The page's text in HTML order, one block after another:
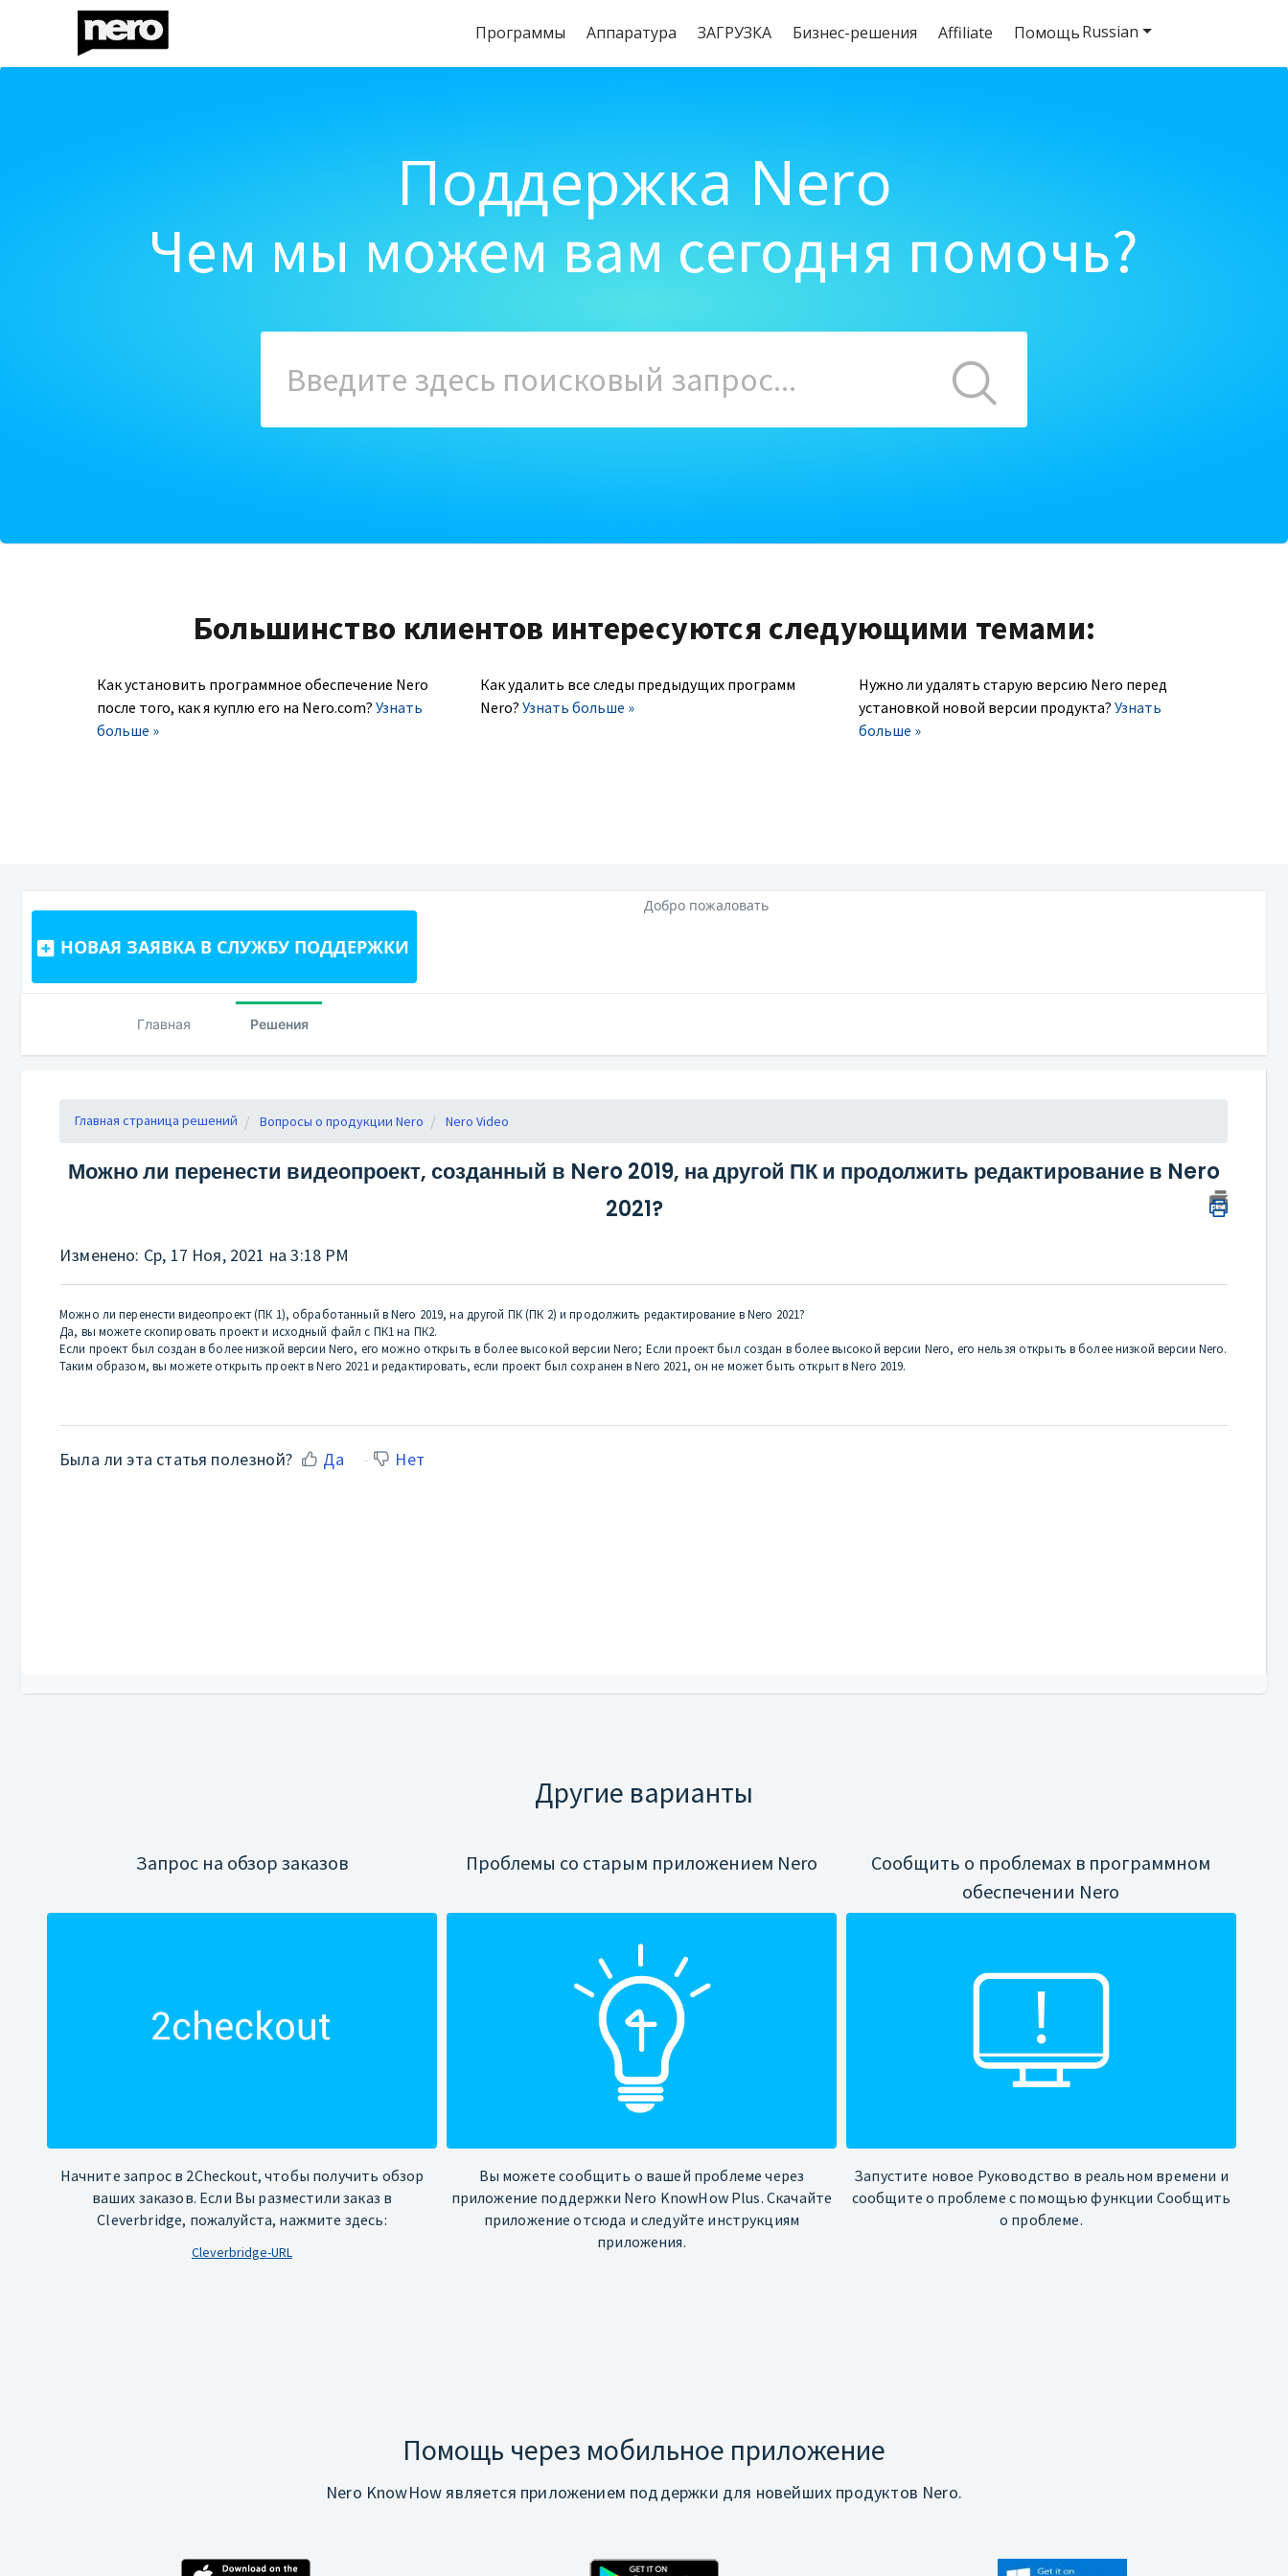
Программы Aппаратура ЗАГРУЗКА Бизнес-решения Affiliate Помощь
Поддержка Nero
Чем мы можем вам сегодня помочь?
Большинство клиентов интересуются следующими темами:
Как установить программное обеспечение Nero
после того, как я куплю его на Nero.com? Узнать
больше »
Как удалить все следы предыдущих программ
Nero? Узнать больше »
Нужно ли удалять старую версию Nero перед
установкой новой версии продукта? Узнать
больше »
НОВАЯ ЗАЯВКА В СЛУЖБУ ПОДДЕРЖКИ
Russian
Добро пожаловать
Главная Решения
Главная страница решений Вопросы о продукции Nero Nero Video
Можно ли перенести видеопроект, созданный в Nero 2019, на другой ПК и продолжить редактирование в Nero
2021?
Изменено: Ср, 17 Ноя, 2021 на 3:18 PM
Можно ли перенести видеопроект (ПК 1), обработанный в Nero 2019, на другой ПК (ПК 2) и продолжить редактирование в Nero 2021?
Да, вы можете скопировать проект и исходный файл с ПК1 на ПК2.
Если проект был создан в более низкой версии Nero, его можно открыть в более высокой версии Nero; Если проект был создан в более высокой версии Nero, его нельзя открыть в более низкой версии Nero.
Таким образом, вы можете открыть проект в Nero 2021 и редактировать, если проект был сохранен в Nero 2021, он не может быть открыт в Nero 2019.
Была ли эта статья полезной? Да Нет
Другие варианты
Запрос на обзор заказов
Начните запрос в 2Checkout, чтобы получить обзор
ваших заказов. Если Вы разместили заказ в
Cleverbridge, пожалуйста, нажмите здесь:
Cleverbridge-URL
Проблемы со старым приложением Nero
Вы можете сообщить о вашей проблеме через
приложение поддержки Nero KnowHow Plus. Скачайте
приложение отсюда и следуйте инструкциям
приложения.
Сообщить о проблемах в программном
обеспечении Nero
Запустите новое Руководство в реальном времени и
сообщите о проблеме с помощью функции Сообщить
о проблеме.
Помощь через мобильное приложение
Nero KnowHow является приложением поддержки для новейших продуктов Nero.